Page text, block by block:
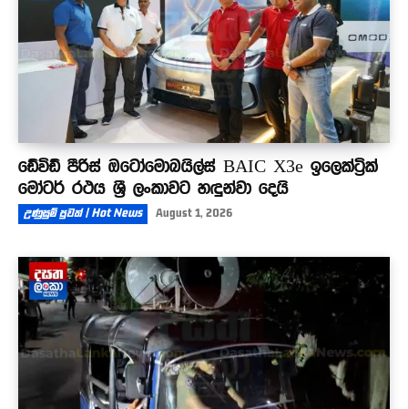
ඩේවිඩ් පීරිස් ඔටෝමොබයිල්ස් BAIC X3e ඉලෙක්ට්‍රික්
මෝටර් රථය ශ්‍රී ලංකාවට හඳුන්වා දෙයි
උණුසුම් පුවත් | Hot News August 1, 2026